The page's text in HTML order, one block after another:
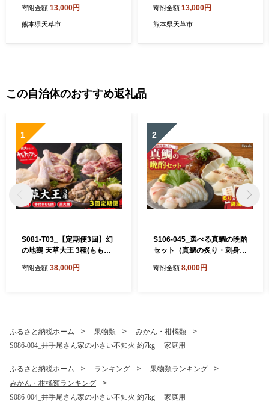
寄附金額 13,000円
熊本県天草市
計約8kg
寄附金額 13,000円
熊本県天草市
この自治体のおすすめ返礼品
1
S081-T03_【定期便3回】幻
の地鶏 天草大王 3種(もも
約2.3kg
寄附金額 38,000円
2
S106-045_選べる真鯛の晩酌
セット（真鯛の炙り・刺身用
寄附金額 8,000円
ふるさと納税ホーム 果物類
みかん・柑橘類
S086-004_井手尾さん家の小さい不知火 約7kg 家庭用
ふるさと納税ホーム ランキング
果物類ランキング
みかん・柑橘類ランキング
S086-004_井手尾さん家の小さい不知火 約7kg 家庭用